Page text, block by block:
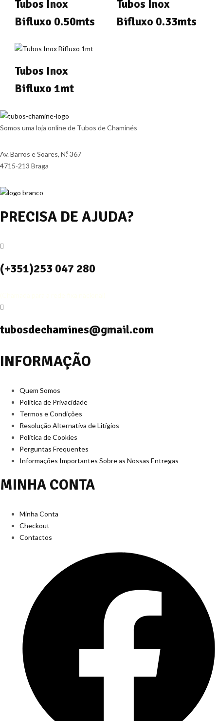
Tubos Inox
Bifluxo 0.50mts
Tubos Inox
Bifluxo 0.33mts
Tubos Inox
Bifluxo 1mt
Somos uma loja online de Tubos de Chaminés
Av. Barros e Soares, N.º 367
4715-213 Braga
PRECISA DE AJUDA?
(+351)253 047 280
tubosdechamines@gmail.com
INFORMAÇÃO
Quem Somos
Política de Privacidade
Termos e Condições
Resolução Alternativa de Litígios
Politica de Cookies
Perguntas Frequentes
Informações Importantes Sobre as Nossas Entregas
MINHA CONTA
Minha Conta
Checkout
Contactos